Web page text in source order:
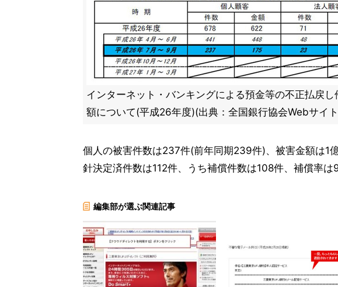
インターネット・バンキングによる預金等の不正払戻し
額について(平成26年度)(出典：全国銀行協会Webサイ
個人の被害件数は237件(前年同期239件)、被害金額は1
針決定済件数は112件、うち補償件数は108件、補償率は
編集部が選ぶ関連記事